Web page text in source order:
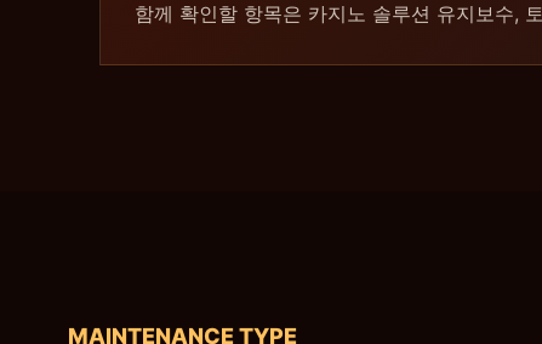
함께 확인할 항목은 카지노 솔루션 유지보수,
MAINTENANCE TYPE